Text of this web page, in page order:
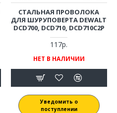
СТАЛЬНАЯ ПРОВОЛОКА
ДЛЯ ШУРУПОВЕРТА DEWALT
DCD700, DCD710, DCD710C2P
117р.
НЕТ В НАЛИЧИИ
Уведомить о
поступлении